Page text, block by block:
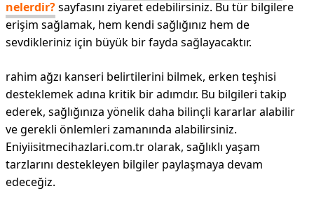
nelerdir?sayfasını ziyaret edebilirsiniz. Bu tür bilgilere
erişim sağlamak, hem kendi sağlığınız hem de
sevdikleriniz için büyük bir fayda sağlayacaktır.
rahim ağzı kanseri belirtilerini bilmek, erken teşhisi
desteklemek adına kritik bir adımdır. Bu bilgileri takip
ederek, sağlığınıza yönelik daha bilinçli kararlar alabilir
ve gerekli önlemleri zamanında alabilirsiniz.
Eniyiisitmecihazlari.com.tr olarak, sağlıklı yaşam
tarzlarını destekleyen bilgiler paylaşmaya devam
edeceğiz.